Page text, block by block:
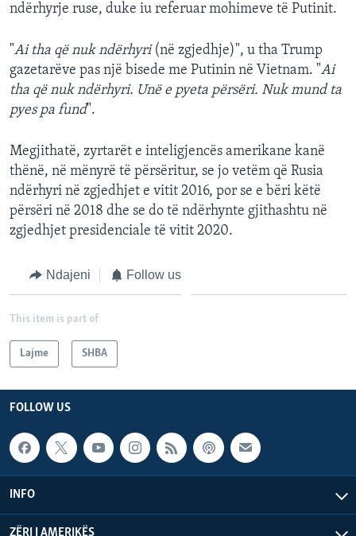
ndërhyrje ruse, duke iu referuar mohimeve të Putinit.
"Ai tha që nuk ndërhyri (në zgjedhje)", u tha Trump
gazetarëve pas një bisede me Putinin në Vietnam. "Ai
tha që nuk ndërhyri. Unë e pyeta përsëri. Nuk mund ta
pyes pa fund".
Megjithatë, zyrtarët e inteligjencës amerikane kanë
thënë, në mënyrë të përsëritur, se jo vetëm që Rusia
ndërhyri në zgjedhjet e vitit 2016, por se e bëri këtë
përsëri në 2018 dhe se do të ndërhynte gjithashtu në
zgjedhjet presidenciale të vitit 2020.
Ndajeni Follow us
This item is part of
Lajme SHBA
FOLLOW US
INFO
ZËRI I AMERIKËS